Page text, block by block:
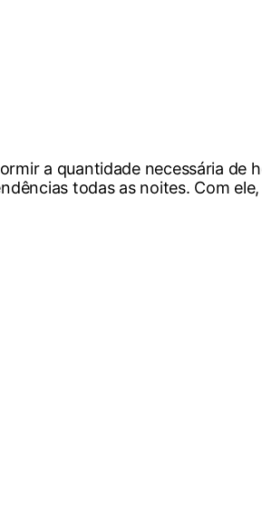
a quantidade necessária de
todas as noites. Com